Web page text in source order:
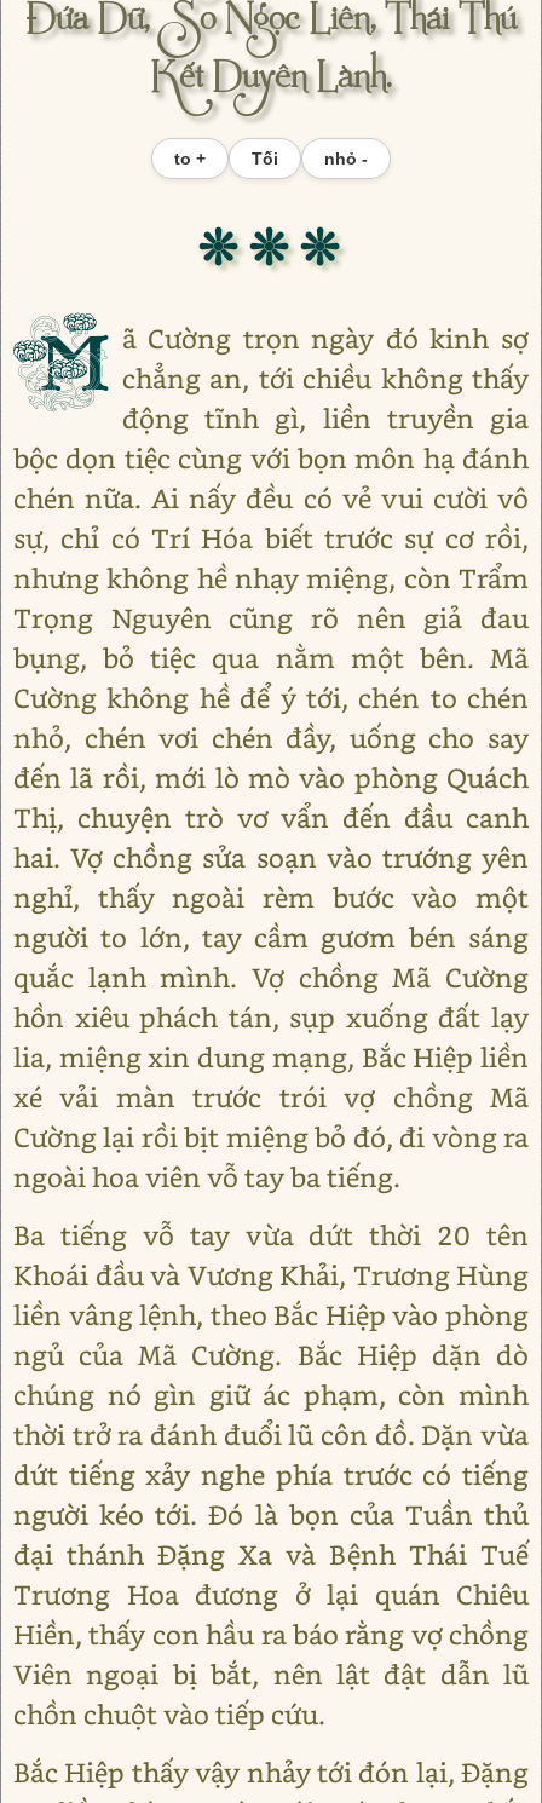
Đứa Dữ, So Ngọc Liên, Thái Thú
Kết Duyên Lành.
to + Tối nhỏ -
❊ ❊ ❊
M ã Cường trọn ngày đó kinh sợ
chẳng an, tới chiều không thấy
động tĩnh gì, liền truyền gia
bộc dọn tiệc cùng với bọn môn hạ đánh
chén nữa. Ai nấy đều có vẻ vui cười vô
sự, chỉ có Trí Hóa biết trước sự cơ rồi,
nhưng không hề nhạy miệng, còn Trẩm
Trọng Nguyên cũng rõ nên giả đau
bụng, bỏ tiệc qua nằm một bên. Mã
Cường không hề để ý tới, chén to chén
nhỏ, chén vơi chén đầy, uống cho say
đến lã rồi, mới lò mò vào phòng Quách
Thị, chuyện trò vơ vẩn đến đầu canh
hai. Vợ chồng sửa soạn vào trướng yên
nghỉ, thấy ngoài rèm bước vào một
người to lớn, tay cầm gươm bén sáng
quắc lạnh mình. Vợ chồng Mã Cường
hồn xiêu phách tán, sụp xuống đất lạy
lia, miệng xin dung mạng, Bắc Hiệp liền
xé vải màn trước trói vợ chồng Mã
Cường lại rồi bịt miệng bỏ đó, đi vòng ra
ngoài hoa viên vỗ tay ba tiếng.
Ba tiếng vỗ tay vừa dứt thời 20 tên
Khoái đầu và Vương Khải, Trương Hùng
liền vâng lệnh, theo Bắc Hiệp vào phòng
ngủ của Mã Cường. Bắc Hiệp dặn dò
chúng nó gìn giữ ác phạm, còn mình
thời trở ra đánh đuổi lũ côn đồ. Dặn vừa
dứt tiếng xảy nghe phía trước có tiếng
người kéo tới. Đó là bọn của Tuần thủ
đại thánh Đặng Xa và Bệnh Thái Tuế
Trương Hoa đương ở lại quán Chiêu
Hiền, thấy con hầu ra báo rằng vợ chồng
Viên ngoại bị bắt, nên lật đật dẫn lũ
chồn chuột vào tiếp cứu.
Bắc Hiệp thấy vậy nhảy tới đón lại, Đặng